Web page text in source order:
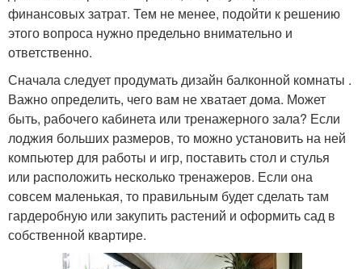
финансовых затрат. Тем не менее, подойти к решению
этого вопроса нужно предельно внимательно и
ответственно.
Сначала следует продумать дизайн балконной комнаты .
Важно определить, чего вам не хватает дома. Может
быть, рабочего кабинета или тренажерного зала? Если
лоджия больших размеров, то можно установить на ней
компьютер для работы и игр, поставить стол и стулья
или расположить несколько тренажеров. Если она
совсем маленькая, то правильным будет сделать там
гардеробную или закупить растений и оформить сад в
собственной квартире.